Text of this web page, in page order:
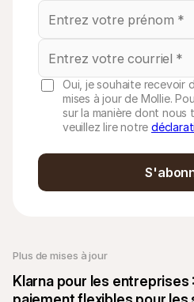
Plus de mises à jour
Klarna pour les entreprises
Oui, je souhaite recevoir
mises à jour de Mollie.
sur la manière dont nous
veuillez lire notre